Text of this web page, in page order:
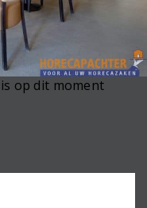
op dit moment